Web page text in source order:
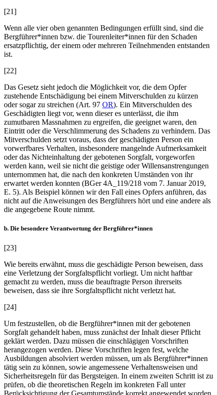
[21]
Wenn alle vier oben genannten Bedingungen erfüllt sind, sind die
Bergführer*innen bzw. die Tourenleiter*innen für den Schaden
ersatzpflichtig, der einem oder mehreren Teilnehmenden entstanden
ist.
[22]
Das Gesetz sieht jedoch die Möglichkeit vor, die dem Opfer
zustehende Entschädigung bei einem Mitverschulden zu kürzen
oder sogar zu streichen (Art. 97 OR). Ein Mitverschulden des
Geschädigten liegt vor, wenn dieser es unterlässt, die ihm
zumutbaren Massnahmen zu ergreifen, die geeignet waren, den
Eintritt oder die Verschlimmerung des Schadens zu verhindern. Das
Mitverschulden setzt voraus, dass der geschädigten Person ein
vorwerfbares Verhalten, insbesondere mangelnde Aufmerksamkeit
oder das Nichteinhaltung der gebotenen Sorgfalt, vorgeworfen
werden kann, weil sie nicht die geistige oder Willensanstrengungen
unternommen hat, die nach den konkreten Umständen von ihr
erwartet werden konnten (BGer 4A_119/218 vom 7. Januar 2019,
E. 5). Als Beispiel können wir den Fall eines Opfers anführen, das
nicht auf die Anweisungen des Bergführers hört und eine andere als
die angegebene Route nimmt.
b. Die besondere Verantwortung der Bergführer*innen
[23]
Wie bereits erwähnt, muss die geschädigte Person beweisen, dass
eine Verletzung der Sorgfaltspflicht vorliegt. Um nicht haftbar
gemacht zu werden, muss die beauftragte Person ihrerseits
beweisen, dass sie ihre Sorgfaltspflicht nicht verletzt hat.
[24]
Um festzustellen, ob die Bergführer*innen mit der gebotenen
Sorgfalt gehandelt haben, muss zunächst der Inhalt dieser Pflicht
geklärt werden. Dazu müssen die einschlägigen Vorschriften
herangezogen werden. Diese Vorschriften legen fest, welche
Ausbildungen absolviert werden müssen, um als Bergführer*innen
tätig sein zu können, sowie angemessene Verhaltensweisen und
Sicherheitsregeln für das Bergsteigen. In einem zweiten Schritt ist zu
prüfen, ob die theoretischen Regeln im konkreten Fall unter
Berücksichtigung der Gesamtumstände korrekt angewendet worden